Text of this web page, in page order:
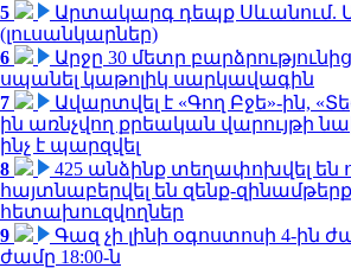
5
Արտակարգ դեպք Սևանում.
(լուսանկարներ)
6
Արջը 30 մետր
սպանել կաթոլիկ սարկավագին
7
Ավարտվել է «Գող Բջե»-ին,
ին առնչվող քրեական վարույթի
ինչ է պարզվել
8
425 անձինք տեղափոխվել են
հայտնաբերվել են զենք-
հետախուզվողներ
9
Գազ չի լինի օգոստոսի 4-ին
ժամը 18:00-ն